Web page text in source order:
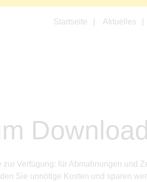
Startseite Aktuelles
Download
Verfügung: für Abmahnungen und
Sie unnötige Kosten und sparen